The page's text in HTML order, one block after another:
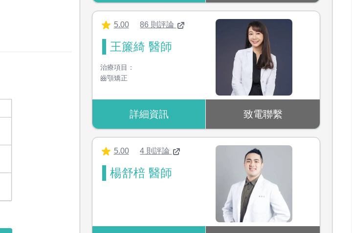
5.00 86 則評論
王簾綺 醫師
治療項目：
齒顎矯正
詳細資訊 致電聯繫
5.00 4 則評論
楊舒棓 醫師